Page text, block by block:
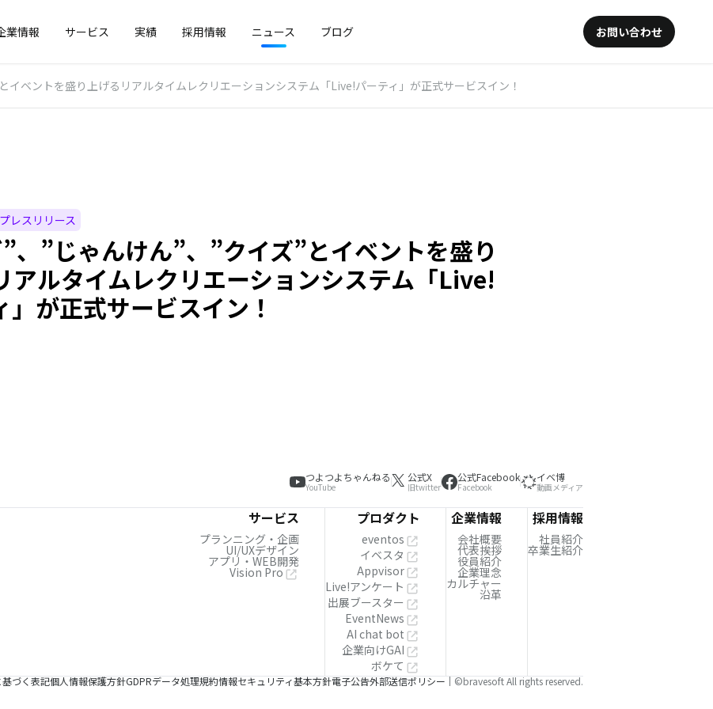
業情報 サービス 実績 採用情報 ニュース ブログ お問い合わせ
イベントを盛り上げるリアルタイムレクリエーションシステム「Live!パーティ」が正式サービスイン！
プレスリリース
、”じゃんけん”、”クイズ”とイベントを盛り
アルタイムレクリエーションシステム「Live!
」が正式サービスイン！
つよつよちゃんねる
YouTube
公式X
旧twitter
公式Facebook
Facebook
イベ博
動画メディア
サービス
プランニング・企画
UI/UXデザイン
アプリ・WEB開発
Vision Pro
プロダクト
eventos
イベスタ
Appvisor
Live!アンケート
出展ブースター
EventNews
AI chat bot
企業向けGAI
ボケて
企業情報
会社概要
代表挨拶
役員紹介
企業理念
カルチャー
沿革
採用情報
社員紹介
卒業生紹介
づく表記個人情報保護方針GDPRデータ処理規約情報セキュリティ基本方針電子公告外部送信ポリシー ©bravesoft All rights reserved.